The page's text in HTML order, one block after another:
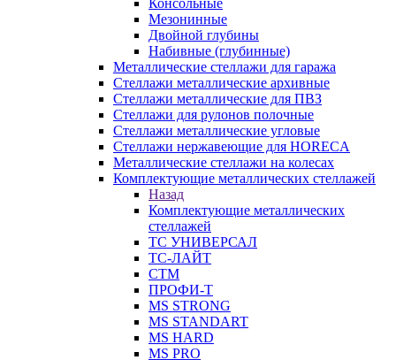
Консольные
Мезонинные
Двойной глубины
Набивные (глубинные)
Металлические стеллажи для гаража
Стеллажи металлические архивные
Стеллажи металлические для ПВЗ
Стеллажи для рулонов полочные
Стеллажи металлические угловые
Стеллажи нержавеющие для HORECA
Металлические стеллажи на колесах
Комплектующие металлических стеллажей
Назад
Комплектующие металлических
стеллажей
ТС УНИВЕРСАЛ
ТС-ЛАЙТ
СТМ
ПРОФИ-Т
MS STRONG
MS STANDART
MS HARD
MS PRO